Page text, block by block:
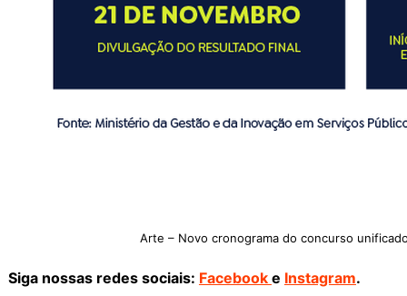
Arte – Novo cronograma do concurso
Siga nossas redes sociais: Facebook e Instagram.